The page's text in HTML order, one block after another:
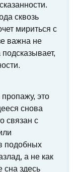
сквозь
мириться с
важна не
это
снова
связан с
подобных
а не как
сна здесь